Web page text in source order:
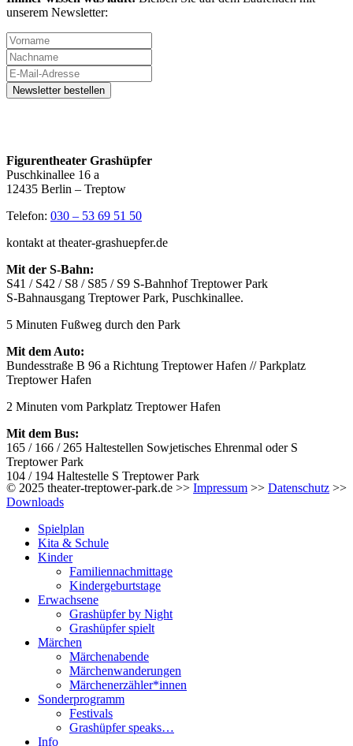
unserem Newsletter:
Figurentheater Grashüpfer
Puschkinallee 16 a
12435 Berlin – Treptow
Telefon: 030 – 53 69 51 50
kontakt at theater-grashuepfer.de
Mit der S-Bahn:
S41 / S42 / S8 / S85 / S9 S-Bahnhof Treptower Park
S-Bahnausgang Treptower Park, Puschkinallee.
5 Minuten Fußweg durch den Park
Mit dem Auto:
Bundesstraße B 96 a Richtung Treptower Hafen // Parkplatz
Treptower Hafen
2 Minuten vom Parkplatz Treptower Hafen
Mit dem Bus:
165 / 166 / 265 Haltestellen Sowjetisches Ehrenmal oder S
Treptower Park
104 / 194 Haltestelle S Treptower Park
© 2025 theater-treptower-park.de >> Impressum >> Datenschutz >>
Downloads
Spielplan
Kita & Schule
Kinder
Familiennachmittage
Kindergeburtstage
Erwachsene
Grashüpfer by Night
Grashüpfer spielt
Märchen
Märchenabende
Märchenwanderungen
Märchenerzähler*innen
Sonderprogramm
Festivals
Grashüpfer speaks…
Info